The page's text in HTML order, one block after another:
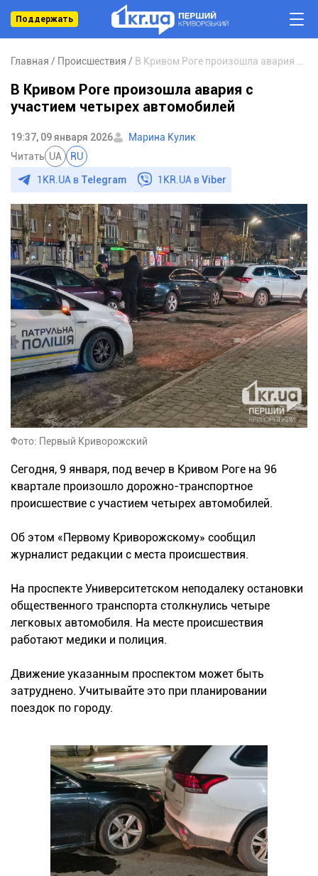
Поддержать
Главная Происшествия
В Кривом Роге произошла авария с
участием четырех автомобилей
19:37, 09 января 2026
Марина Кулик
Читать UA RU
1KR.UA в Telegram 1KR.UA вViber
Фото: Первый Криворожский
Сегодня, 9 января, под вечер в Кривом Роге на 96
квартале произошло дорожно-транспортное
происшествие с участием четырех автомобилей.
Об этом «Первому Криворожскому» сообщил
журналист редакции с места происшествия.
На проспекте Университетском неподалеку остановки
общественного транспорта столкнулись четыре
легковых автомобиля. На месте происшествия
работают медики и полиция.
Движение указанным проспектом может быть
затруднено. Учитывайте это при планировании
поездок по городу.